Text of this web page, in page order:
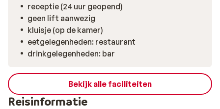
receptie (24 uur geopend)
geen lift aanwezig
kluisje (op de kamer)
eetgelegenheden: restaurant
drinkgelegenheden: bar
Bekijk alle faciliteiten
Reisinformatie